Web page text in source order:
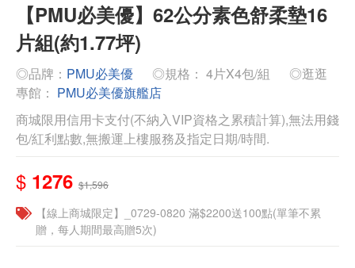
【PMU必美優】62公分素色舒柔墊16
片組(約1.77坪)
◎品牌： PMU必美優 ◎規格： 4片X4包/組
◎逛逛
專館： PMU必美優旗艦店
商城限用信用卡支付(不納入VIP資格之累積計算),無法用錢
包/紅利點數,無搬運上樓服務及指定日期/時間.
$ 1276 $1,596
【線上商城限定】_0729-0820 滿$2200送100點(單筆不累
贈，每人期間最高贈5次)